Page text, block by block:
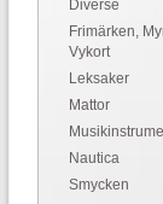
Diverse
Frimärken,
Vykort
Leksaker
Mattor
Nautica
Smycken